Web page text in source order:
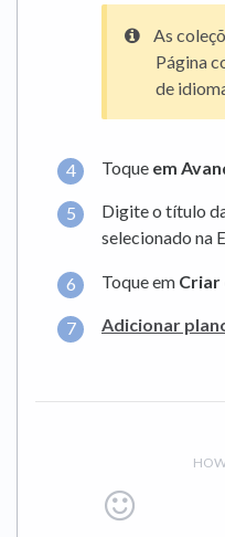
As
Página
de
Toque em
Digite o título
selecionado na
Toque em Criar
Adicionar